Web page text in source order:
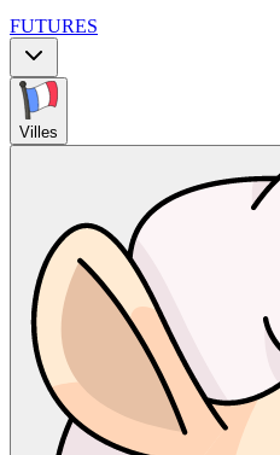
FUTURES
Villes